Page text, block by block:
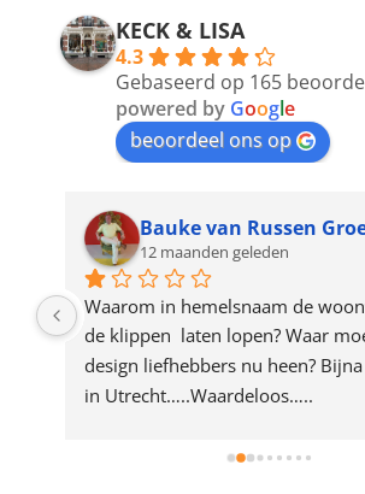
address
product
KECK & LISA
4.3
Gebaseerd op 165
powered by Google
beoordeel ons op
Bauke van Russen
12 maanden geleden
Waarom in hemelsnaam de
de klippen  laten lopen? Waar
design liefhebbers nu heen?
in Utrecht…..Waardeloos…..